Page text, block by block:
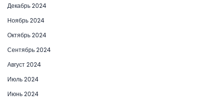
Декабрь 2024
Ноябрь 2024
Октябрь 2024
Сентябрь 2024
Август 2024
Июль 2024
Июнь 2024